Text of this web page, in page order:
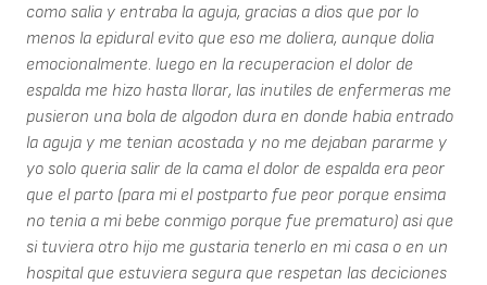
como salia y entraba la aguja, gracias a dios que por lo
menos la epidural evito que eso me doliera, aunque dolia
emocionalmente. luego en la recuperacion el dolor de
espalda me hizo hasta llorar, las inutiles de enfermeras me
pusieron una bola de algodon dura en donde habia entrado
la aguja y me tenian acostada y no me dejaban pararme y
yo solo queria salir de la cama el dolor de espalda era peor
que el parto (para mi el postparto fue peor porque ensima
no tenia a mi bebe conmigo porque fue prematuro) asi que
si tuviera otro hijo me gustaria tenerlo en mi casa o en un
hospital que estuviera segura que respetan las deciciones